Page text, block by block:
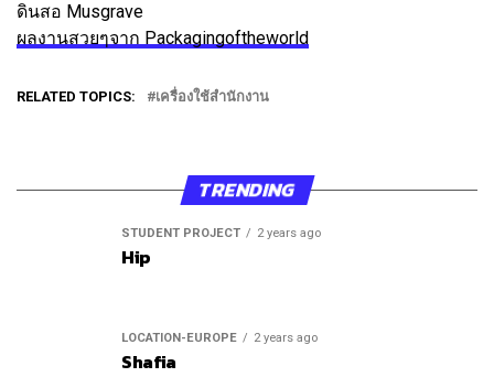
ดินสอ Musgrave
ผลงานสวยๆจาก Packagingoftheworld
RELATED TOPICS: เครื่องใช้สำนักงาน
TRENDING
STUDENT PROJECT 2 years ago
Hip
LOCATION-EUROPE 2 years ago
Shafia